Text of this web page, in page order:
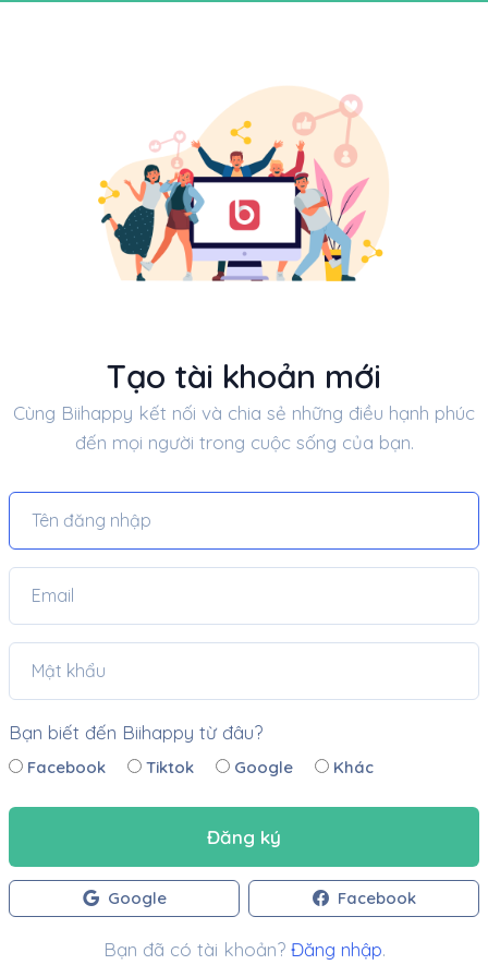
Tạo tài khoản mới
Cùng Biihappy kết nối và chia sẻ những điều hạnh phúc
đến mọi người trong cuộc sống của bạn.
Bạn biết đến Biihappy từ đâu?
Facebook Tiktok Google Khác
Đăng ký
Google Facebook
Bạn đã có tài khoản? Đăng nhập.